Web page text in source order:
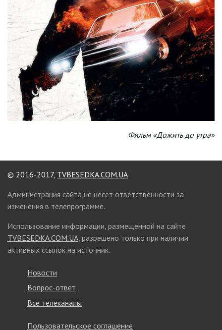
Фильм «Дожить до утра»
© 2016-2017, TVBESEDKA.COM.UA
Администрация сайта не несет ответственности за
изменения в телепрограмме.
Использование информации, размещенной на сайте
TVBESEDKA.COM.UA , разрешено только при наличии
активных ссылок на источник.
Новости
Вопрос-ответ
Все телеканалы
Пользовательское соглашение